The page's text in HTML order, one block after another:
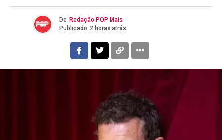
De Redação POP Mais
Publicado 2 horas atrás